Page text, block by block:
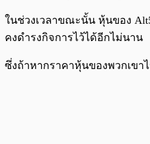
ในช่วงเวลาขณะนั้น หุ้นของ
คงดำรงกิจการไว้ได้อีกไม่นาน
ซึ่งถ้าหากราคาหุ้นของพวกเขา